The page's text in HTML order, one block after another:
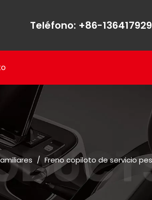
Teléfono: +86-
/ Freno copiloto de servicio